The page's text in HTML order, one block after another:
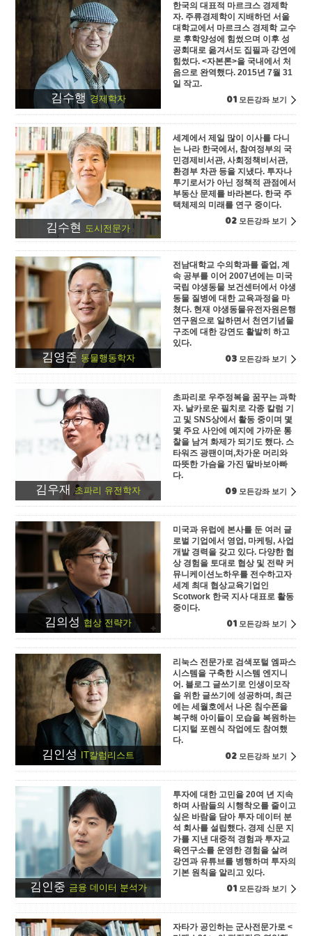
김수행 경제학자
한국의 대표적 마르크스 경제학
자. 주류경제학이 지배하던 서울
대학교에서 마르크스 경제학 교수
로 후학양성에 힘썼으며 이후 성
공회대로 옮겨서도 집필과 강연에
힘썼다. <자본론>을 국내에서 처
음으로 완역했다. 2015년 7월 31
일 작고.
01 모든강좌 보기
김수현 도시전문가
세계에서 제일 많이 이사를 다니
는 나라 한국에서, 참여정부의 국
민경제비서관, 사회정책비서관,
환경부 차관 등을 지냈다. 투자나
투기로서가 아닌 정책적 관점에서
부동산 문제를 바라본다. 한국 주
택체제의 미래를 연구 중이다.
02모든강좌 보기
김영준 동물행동학자
전남대학교 수의학과를 졸업, 계
속 공부를 이어 2007년에는 미국
국립 야생동물 보건센터에서 야생
동물 질병에 대한 교육과정을 마
쳤다. 현재 야생동물유전자원은행
연구원으로 일하면서 천연기념물
구조에 대한 강연도 활발히 하고
있다.
03모든강좌 보기
김우재초파리 유전학자
초파리로 우주정복을 꿈꾸는 과학
자. 날카로운 필치로 각종 칼럼 기
고 및 SNS상에서 활동 중이며 몇
몇 주요 사안에 예지에 가까운 통
찰을 남겨 화제가 되기도 했다. 스
타워즈 광팬이며,차가운 머리와
따뜻한 가슴을 가진 딸바보아빠
다.
09모든강좌 보기
김의성 협상 전략가
미국과 유럽에 본사를 둔 여러 글
로벌 기업에서 영업, 마케팅, 사업
개발 경력을 갖고 있다. 다양한 협
상 경험을 토대로 협상 및 전략 커
뮤니케이션노하우를 전수하고자
세계 최대 협상교육기업인
Scotwork 한국 지사 대표로 활동
중이다.
01 모든강좌 보기
김인성 IT칼럼리스트
리눅스 전문가로 검색포털 엠파스
시스템을 구축한 시스템 엔지니
어. 블로그 글쓰기로 인생이모작
을 위한 글쓰기에 성공하며, 최근
에는 세월호에서 나온 침수폰을
복구해 아이들이 모습을 복원하는
디지털 포렌식 작업에도 참여했
다.
02모든강좌 보기
김인중 금융 데이터 분석가
투자에 대한 고민을 20여 년 지속
하며 사람들의 시행착오를 줄이고
싶은 바람을 담아 투자 데이터 분
석 회사를 설립했다. 경제 신문 지
가를 지낸 대중적 경험과 투자교
육연구소를 운영한 경험을 살려
강연과 유튜브를 병행하며 투자의
기본 원칙을 알리고 있다.
01 모든강좌 보기
자타가 공인하는 군사전문가로 <